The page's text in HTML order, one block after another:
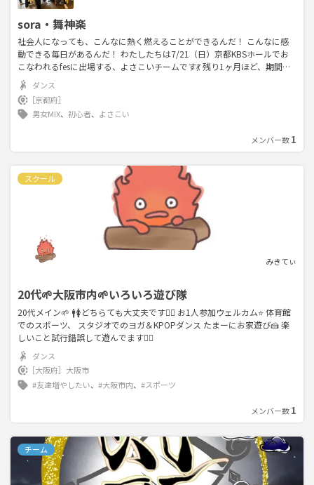
sora・舞神楽
社会人になっても、こんなに熱く燃えることができるんだ！ こんなに感
動できる毎日があるんだ！ わたしたちは7/21（日）京都KBSホールでお
こなわれるfesに出場する、よさこいチームです💃 残り1ヶ月ほど、期間限
定ではありますが メンバー募集しています☺️ 20,30代の社会人を中心に
毎週月金日20〜22時、練習しています 京都以外にも、滋賀や奈良から参
加してくれてるいるメンバーもいます メンバーの9割が初心者で、踊りや
ダンスが初めての人でも大丈夫です いっしょに練習しましょう！ 7/20
た方は、お気軽にご連絡ください📩 新しいメンバーの方と出会える日を
楽しみにしています🌈☺️
ダンス
［京都府］
男女MIX、 初心者、 よさこい
メンバー数1
スクール
みきてぃ
20代🌱大阪市内🌱いろいろ遊び隊
20代メイン🌱 🚹🚺どちらても大丈夫です🙆‍♀️ お1人参加ウェルカム⭐️ 体育館
でのスポーツ、 スタジオでのヨガ＆KPOPダンス たまーにお家遊び🍰 楽
しいこと試行錯誤して遊んでます🙆‍♀️
ダンス
［大阪府］ 大阪市
#友達増やしたい、 #大阪市内、 #スポーツ
メンバー数1
チーム